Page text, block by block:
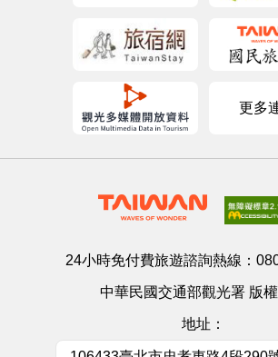
更多
24小時免付費旅遊諮詢熱線：
中華民國交通部觀光署 版
地址：